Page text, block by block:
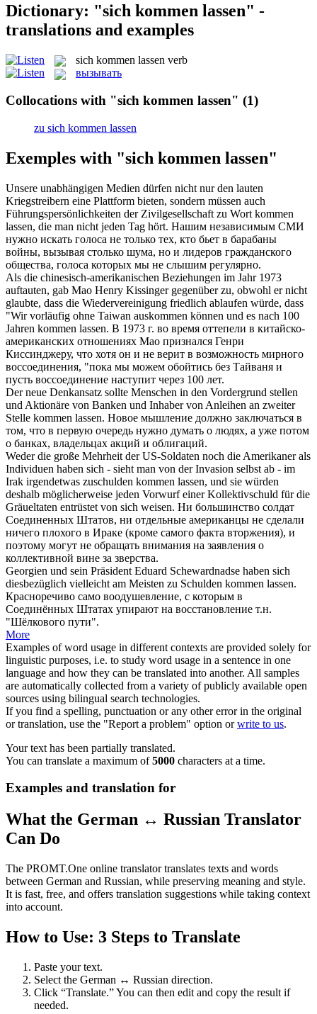
Dictionary: "sich kommen lassen" -
translations and examples
sich kommen lassen verb
вызывать
Collocations with "sich kommen lassen" (1)
zu sich kommen lassen
Exemples with "sich kommen lassen"
Unsere unabhängigen Medien dürfen nicht nur den lauten
Kriegstreibern eine Plattform bieten, sondern müssen auch
Führungspersönlichkeiten der Zivilgesellschaft zu Wort kommen
lassen, die man nicht jeden Tag hört. Нашим независимым СМИ
нужно искать голоса не только тех, кто бьет в барабаны
войны, вызывая столько шума, но и лидеров гражданского
общества, голоса которых мы не слышим регулярно.
Als die chinesisch-amerikanischen Beziehungen im Jahr 1973
auftauten, gab Mao Henry Kissinger gegenüber zu, obwohl er nicht
glaubte, dass die Wiedervereinigung friedlich ablaufen würde, dass
"Wir vorläufig ohne Taiwan auskommen können und es nach 100
Jahren kommen lassen. В 1973 г. во время оттепели в китайско-
американских отношениях Мао признался Генри
Киссинджеру, что хотя он и не верит в возможность мирного
воссоединения, "пока мы можем обойтись без Тайваня и
пусть воссоединение наступит через 100 лет.
Der neue Denkansatz sollte Menschen in den Vordergrund stellen
und Aktionäre von Banken und Inhaber von Anleihen an zweiter
Stelle kommen lassen. Новое мышление должно заключаться в
том, что в первую очередь нужно думать о людях, а уже потом
о банках, владельцах акций и облигаций.
Weder die große Mehrheit der US-Soldaten noch die Amerikaner als
Individuen haben sich - sieht man von der Invasion selbst ab - im
Irak irgendetwas zuschulden kommen lassen, und sie würden
deshalb möglicherweise jeden Vorwurf einer Kollektivschuld für die
Gräueltaten entrüstet von sich weisen. Ни большинство солдат
Соединенных Штатов, ни отдельные американцы не сделали
ничего плохого в Ираке (кроме самого факта вторжения), и
поэтому могут не обращать внимания на заявления о
коллективной вине за зверства.
Georgien und sein Präsident Eduard Schewardnadse haben sich
diesbezüglich vielleicht am Meisten zu Schulden kommen lassen.
Красноречиво само воодушевление, с которым в
Соединённых Штатах упирают на восстановление т.н.
"Шёлкового пути".
More
Examples of word usage in different contexts are provided solely for
linguistic purposes, i.e. to study word usage in a sentence in one
language and how they can be translated into another. All samples
are automatically collected from a variety of publicly available open
sources using bilingual search technologies.
If you find a spelling, punctuation or any other error in the original
or translation, use the "Report a problem" option orwrite to us.
Your text has been partially translated.
You can translate a maximum of5000 characters at a time.
Examples and translation for
What the German ↔ Russian Translator
Can Do
The PROMT.One online translator translates texts and words
between German and Russian, while preserving meaning and style.
It is fast, free, and offers translation suggestions while taking context
into account.
How to Use: 3 Steps to Translate
Paste your text.
Select the German ↔ Russian direction.
Click “Translate.” You can then edit and copy the result if
needed.